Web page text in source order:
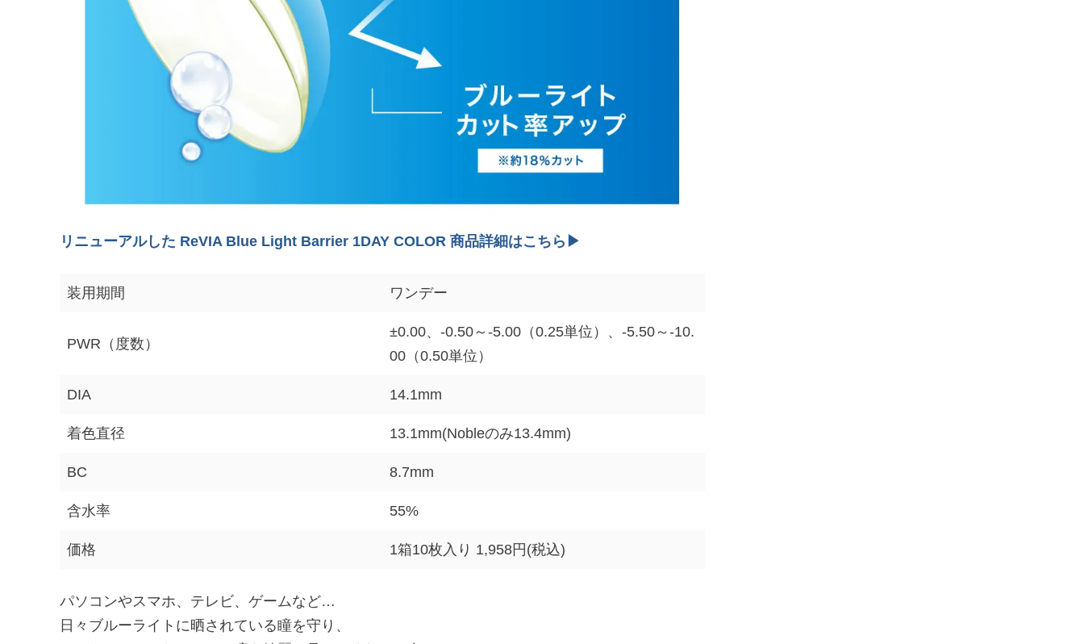
リニューアルした ReVIA Blue Light Barrier 1DAY COLOR 商品詳細はこちら▶
装用期間 ワンデー
PWR（度数）
±0.00、-0.50～-5.00（0.25単位）、-5.50～-10.
00（0.50単位）
DIA 14.1mm
着色直径 13.1mm(Nobleのみ13.4mm)
BC 8.7mm
含水率 55%
価格 1箱10枚入り 1,958円(税込)
パソコンやスマホ、テレビ、ゲームなど…
日々ブルーライトに晒されている瞳を守り、